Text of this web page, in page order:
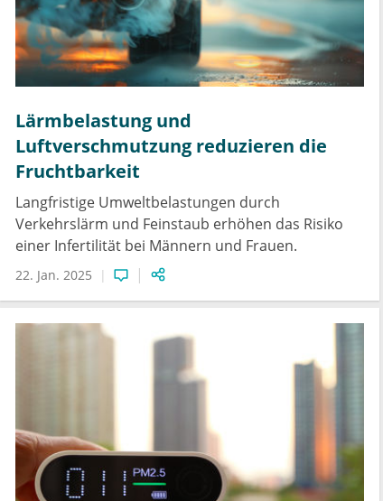
Lärmbelastung und
Luftverschmutzung reduzieren die
Fruchtbarkeit
Langfristige Umweltbelastungen durch
Verkehrslärm und Feinstaub erhöhen das Risiko
einer Infertilität bei Männern und Frauen.
22. Jan. 2025